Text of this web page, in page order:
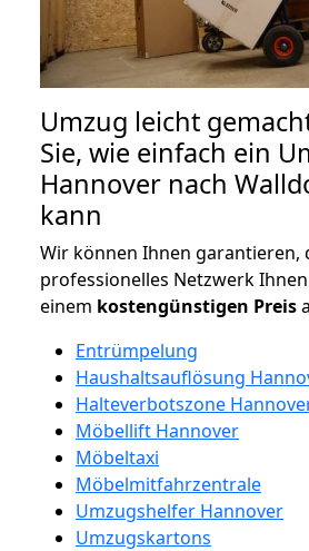
Umzug leicht
Sie, wie einfach ein
Hannover nach
kann
Wir können Ihnen garantieren,
professionelles Netzwerk
einem kostengünstigen Preis
Entrümpelung
Haushaltsauflösung
Halteverbotszone
Möbellift Hannover
Möbeltaxi
Möbelmitfahrzentrale
Umzugshelfer Hannover
Umzugskartons